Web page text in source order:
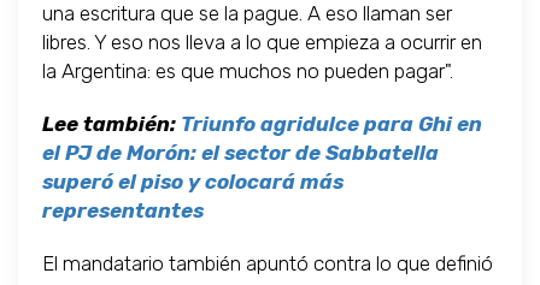
una escritura que se la pague. A eso llaman ser
libres. Y eso nos lleva a lo que empieza a ocurrir en
la Argentina: es que muchos no pueden pagar".
Lee también: Triunfo agridulce para Ghi en
el PJ de Morón: el sector de Sabbatella
superó el piso y colocará más
representantes
El mandatario también apuntó contra lo que definió